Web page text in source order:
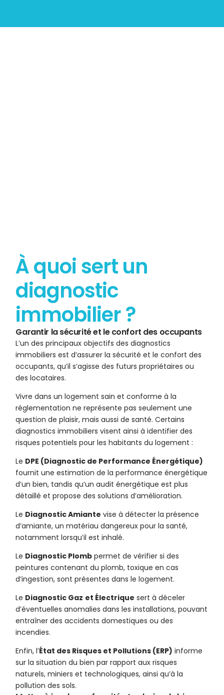
À quoi sert un
diagnostic
immobilier ?
Garantir la sécurité et le confort des occupants
L’un des principaux objectifs des diagnostics
immobiliers est d’assurer la sécurité et le confort des
occupants, qu’il s’agisse des futurs propriétaires ou
des locataires.
Vivre dans un logement sain et conforme à la
réglementation ne représente pas seulement une
question de plaisir, mais aussi de santé. Certains
diagnostics immobiliers visent ainsi à identifier des
risques potentiels pour les habitants du logement :
Le DPE (Diagnostic de Performance Énergétique)
fournit une estimation de la performance énergétique
d’un bien, tandis qu’un audit énergétique est plus
détaillé et propose des solutions d’amélioration.
Le Diagnostic Amiante vise à détecter la présence
d’amiante, un matériau dangereux pour la santé,
notamment lorsqu’il est inhalé.
Le Diagnostic Plomb permet de vérifier si des
peintures contenant du plomb, toxique en cas
d’ingestion, sont présentes dans le logement.
Le Diagnostic Gaz et Électrique sert à déceler
d’éventuelles anomalies dans les installations, pouvant
entraîner des accidents domestiques ou des
incendies.
Enfin, l’État des Risques et Pollutions (ERP) informe
sur la situation du bien par rapport aux risques
naturels, miniers et technologiques, ainsi qu’à la
pollution des sols.